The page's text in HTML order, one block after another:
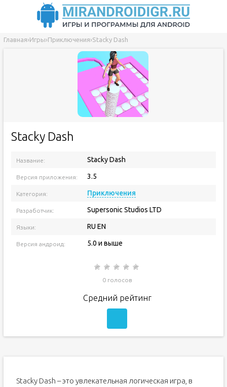
Главная›Игры›Приключения›Stacky Dash
Stacky Dash
Название: Stacky Dash
Версия приложения: 3.5
Категория: Приключения
Разработчик: Supersonic Studios LTD
Языки: RU EN
Версия андроид: 5.0 и выше
0 голосов
Средний рейтинг
Stacky Dash – это увлекательная логическая игра, в